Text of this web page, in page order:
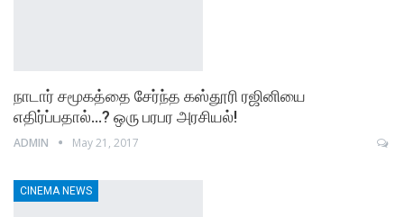
நாடார் சமூகத்தை சேர்ந்த கஸ்தூரி ரஜினியை
எதிர்ப்பதால்…? ஒரு பரபர அரசியல்!
ADMIN May 21, 2017
CINEMA NEWS